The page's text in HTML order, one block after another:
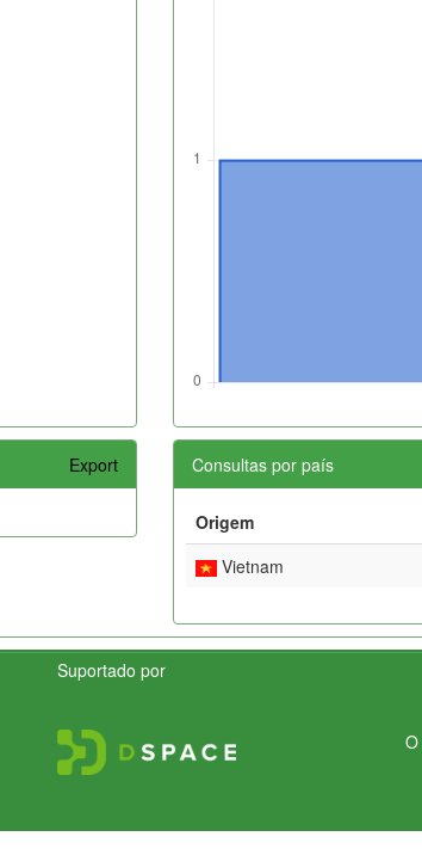
Export Consultas por país
Origem
Vietnam
Suportado por